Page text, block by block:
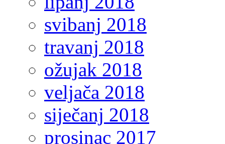
svibanj 2018
travanj 2018
ožujak 2018
veljača 2018
siječanj 2018
prosinac 2017